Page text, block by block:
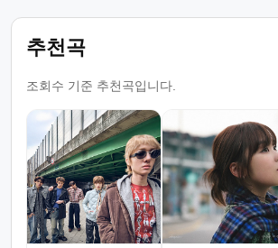
추천곡
조회수 기준 추천곡입니다.